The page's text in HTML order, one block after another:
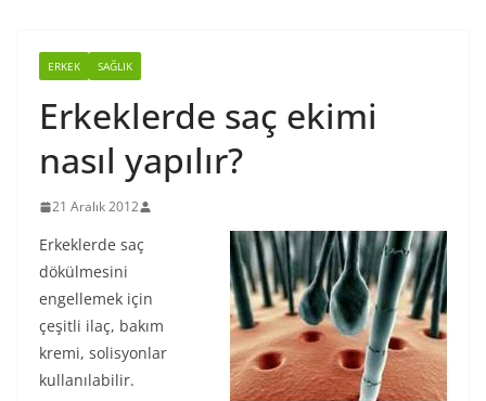
ERKEK SAĞLIK
Erkeklerde saç ekimi
nasıl yapılır?
21 Aralık 2012
Erkeklerde saç
dökülmesini
engellemek için
çeşitli ilaç, bakım
kremi, solisyonlar
kullanılabilir.